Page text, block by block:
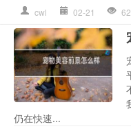
cwl 02-21
仍在快速...